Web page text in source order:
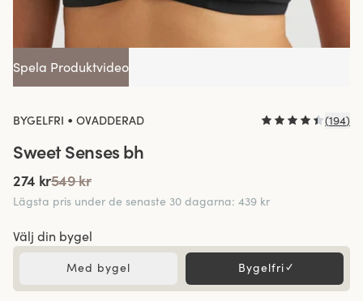
Spela Produktvideo
BYGELFRI • OVADDERAD (194)
Sweet Senses bh
274 kr549 kr
Lägsta pris under de senaste 30 dagarna: 439 kr
Välj din bygel
Med bygel Bygelfri✓